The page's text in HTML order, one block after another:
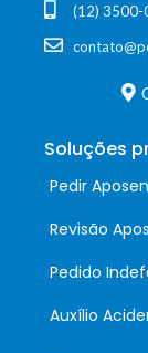
(12) 3500-
Soluções
Pedir
Revisão
Pedido
Auxílio